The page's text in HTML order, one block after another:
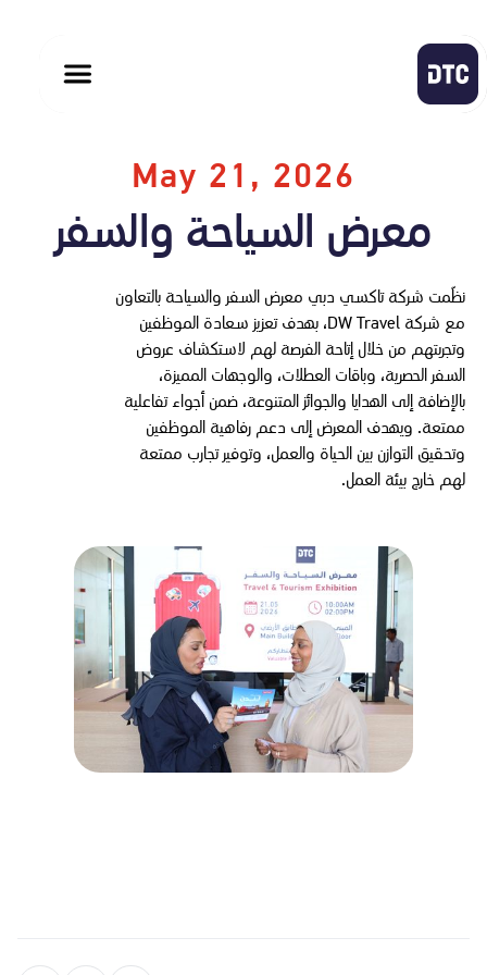
May 21, 2026
معرض السياحة والسفر
نظّمت شركة تاكسي دبي معرض السفر والسياحة بالتعاون
مع شركة DW Travel، بهدف تعزيز سعادة الموظفين
وتجربتهم من خلال إتاحة الفرصة لهم لاستكشاف عروض
السفر الحصرية، وباقات العطلات، والوجهات المميزة،
بالإضافة إلى الهدايا والجوائز المتنوعة، ضمن أجواء تفاعلية
ممتعة. ويهدف المعرض إلى دعم رفاهية الموظفين
وتحقيق التوازن بين الحياة والعمل، وتوفير تجارب ممتعة
لهم خارج بيئة العمل.